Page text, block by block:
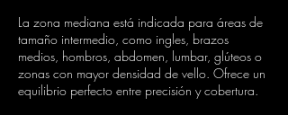
La zona mediana está indicada para áreas de
tamaño intermedio, como ingles, brazos
medios, hombros, abdomen, lumbar, glúteos o
zonas con mayor densidad de vello. Ofrece un
equilibrio perfecto entre precisión y cobertura.